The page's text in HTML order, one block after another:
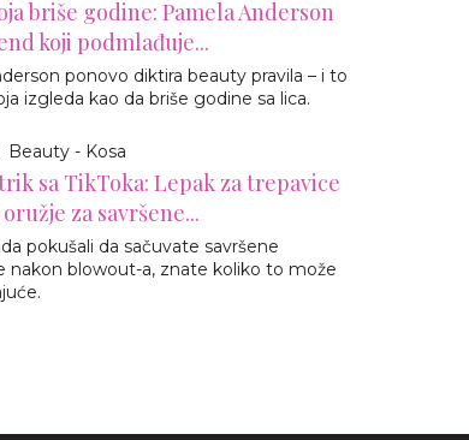
briše godine: Pamela Anderson
koji podmlađuje...
ponovo diktira beauty pravila – i to
izgleda kao da briše godine sa lica.
Beauty - Kosa
sa TikToka: Lepak za trepavice
za savršene...
pokušali da sačuvate savršene
nakon blowout-a, znate koliko to može